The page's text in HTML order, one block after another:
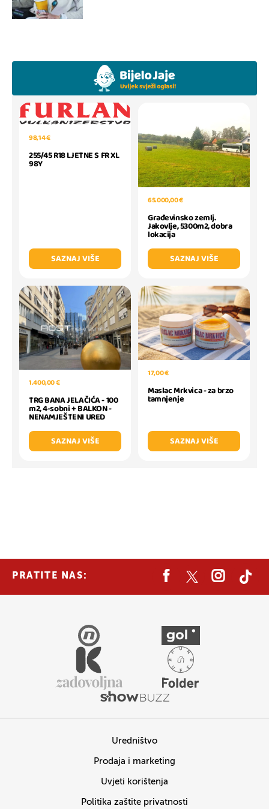
98,14 €
255/45 R18 LJETNE S FR XL
98Y
SAZNAJ VIŠE
65.000,00 €
Građevinsko zemlj.
Jakovlje, 5300m2, dobra
lokacija
SAZNAJ VIŠE
1.400,00 €
TRG BANA JELAČIĆA - 100
m2, 4-sobni + BALKON -
NENAMJEŠTENI URED
SAZNAJ VIŠE
17,00 €
Maslac Mrkvica - za brzo
tamnjenje
SAZNAJ VIŠE
PRATITE NAS:
Uredništvo
Prodaja i marketing
Uvjeti korištenja
Politika zaštite privatnosti